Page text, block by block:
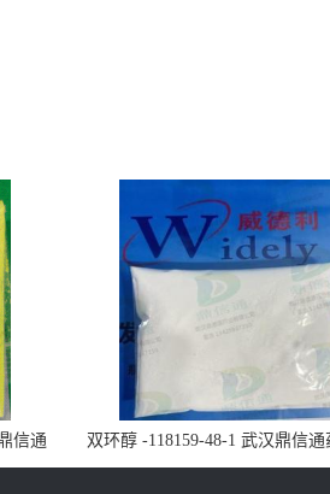
信通
双环醇 -118159-48-1 武汉鼎信
现货供应